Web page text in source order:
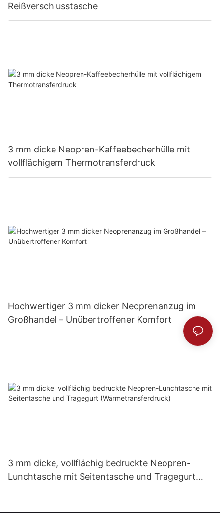
Reißverschlusstasche
3 mm dicke Neopren-Kaffeebecherhülle mit
vollflächigem Thermotransferdruck
Hochwertiger 3 mm dicker Neoprenanzug im
Großhandel – Unübertroffener Komfort
3 mm dicke, vollflächig bedruckte Neopren-
Lunchtasche mit Seitentasche und Tragegurt